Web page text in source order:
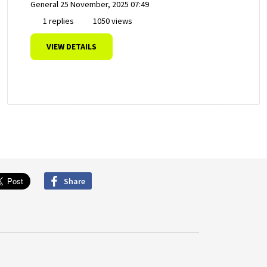
General 25 November, 2025 07:49
1 replies
1050 views
VIEW DETAILS
Share